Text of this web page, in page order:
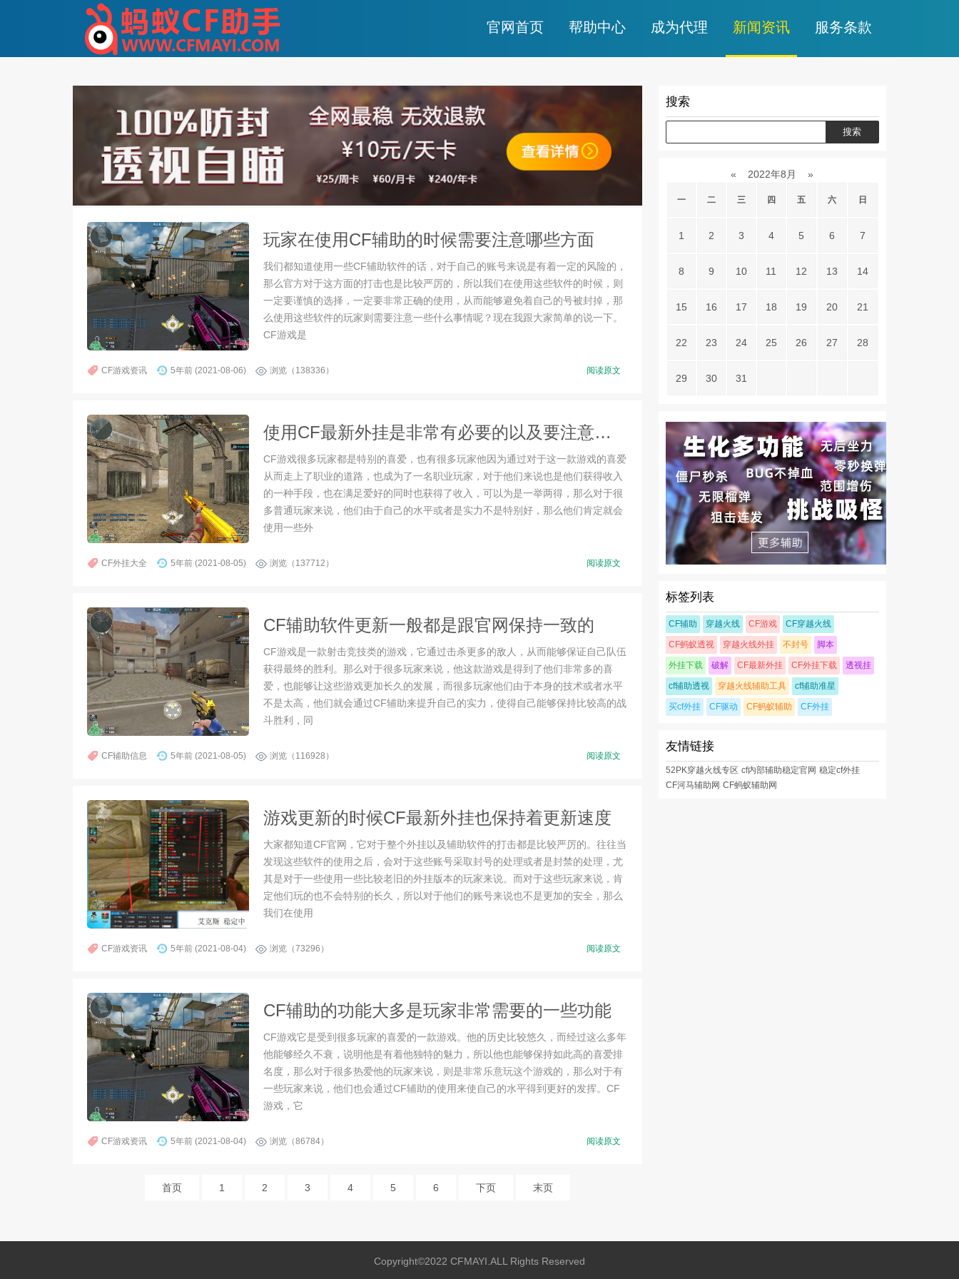
官网首页 帮助中心 成为代理 新闻资讯 服务条款
玩家在使用CF辅助的时候需要注意哪些方面
我们都知道使用一些CF辅助软件的话，对于自己的账号来说是有着一定的风险的，
那么官方对于这方面的打击也是比较严厉的，所以我们在使用这些软件的时候，则
一定要谨慎的选择，一定要非常正确的使用，从而能够避免着自己的号被封掉，那
么使用这些软件的玩家则需要注意一些什么事情呢？现在我跟大家简单的说一下。
CF游戏是
CF游戏资讯 5年前 (2021-08-06) 浏览（138336） 阅读原文
使用CF最新外挂是非常有必要的以及要注意的问题
CF游戏很多玩家都是特别的喜爱，也有很多玩家他因为通过对于这一款游戏的喜爱
从而走上了职业的道路，也成为了一名职业玩家，对于他们来说也是他们获得收入
的一种手段，也在满足爱好的同时也获得了收入，可以为是一举两得，那么对于很
多普通玩家来说，他们由于自己的水平或者是实力不是特别好，那么他们肯定就会
使用一些外
CF外挂大全 5年前 (2021-08-05) 浏览（137712） 阅读原文
CF辅助软件更新一般都是跟官网保持一致的
CF游戏是一款射击竞技类的游戏，它通过击杀更多的敌人，从而能够保证自己队伍
获得最终的胜利。那么对于很多玩家来说，他这款游戏是得到了他们非常多的喜
爱，也能够让这些游戏更加长久的发展，而很多玩家他们由于本身的技术或者水平
不是太高，他们就会通过CF辅助来提升自己的实力，使得自己能够保持比较高的战
斗胜利，同
CF辅助信息 5年前 (2021-08-05) 浏览（116928） 阅读原文
游戏更新的时候CF最新外挂也保持着更新速度
大家都知道CF官网，它对于整个外挂以及辅助软件的打击都是比较严厉的。往往当
发现这些软件的使用之后，会对于这些账号采取封号的处理或者是封禁的处理，尤
其是对于一些使用一些比较老旧的外挂版本的玩家来说。而对于这些玩家来说，肯
定他们玩的也不会特别的长久，所以对于他们的账号来说也不是更加的安全，那么
我们在使用
CF游戏资讯 5年前 (2021-08-04) 浏览（73296） 阅读原文
CF辅助的功能大多是玩家非常需要的一些功能
CF游戏它是受到很多玩家的喜爱的一款游戏。他的历史比较悠久，而经过这么多年
他能够经久不衰，说明他是有着他独特的魅力，所以他也能够保持如此高的喜爱排
名度，那么对于很多热爱他的玩家来说，则是非常乐意玩这个游戏的，那么对于有
一些玩家来说，他们也会通过CF辅助的使用来使自己的水平得到更好的发挥。CF
游戏，它
CF游戏资讯 5年前 (2021-08-04) 浏览（86784） 阅读原文
首页 1 2 3 4 5 6 下页 末页
搜索
« 2022年8月 »
一 二 三 四 五 六 日
1 2 3 4 5 6 7
8 9 10 11 12 13 14
15 16 17 18 19 20 21
22 23 24 25 26 27 28
29 30 31
标签列表
CF辅助 穿越火线 CF游戏 CF穿越火线
CF蚂蚁透视 穿越火线外挂 不封号 脚本
外挂下载 破解 CF最新外挂 CF外挂下载 透视挂
cf辅助透视 穿越火线辅助工具 cf辅助准星
买cf外挂 CF驱动 CF蚂蚁辅助 CF外挂
友情链接
52PK穿越火线专区 cf内部辅助稳定官网 稳定cf外挂
CF河马辅助网 CF蚂蚁辅助网
Copyright©2022 CFMAYI.ALL Rights Reserved